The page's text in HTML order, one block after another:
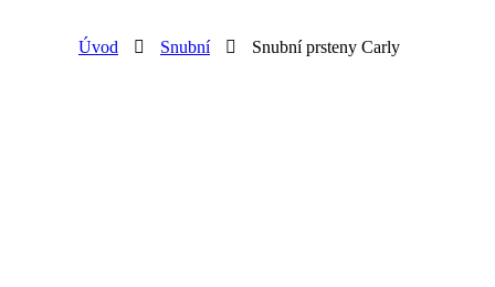
Úvod Snubní Snubní prsteny Carly